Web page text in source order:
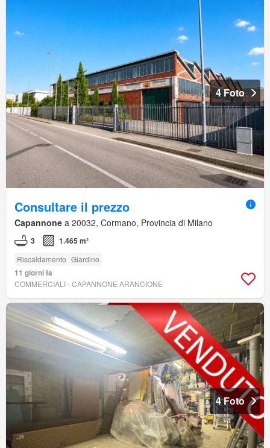
4 Foto
Consultare il prezzo
Capannone a 20032, Cormano, Provincia di Milano
3 1.465 m²
Riscaldamento Giardino
11 giorni fa
COMMERCIALI - CAPANNONE ARANCIONE
4 Foto